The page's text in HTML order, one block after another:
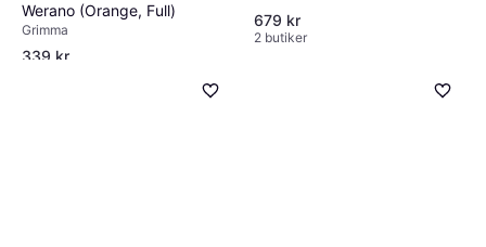
Werano (Orange, Full)
Grimma
339 kr
679 kr
2 butiker